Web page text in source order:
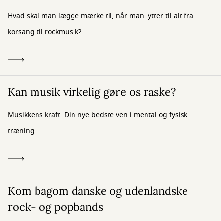
Hvad skal man lægge mærke til, når man lytter til alt fra
korsang til rockmusik?
Kan musik virkelig gøre os raske?
Musikkens kraft: Din nye bedste ven i mental og fysisk
træning
Kom bagom danske og udenlandske
rock- og popbands